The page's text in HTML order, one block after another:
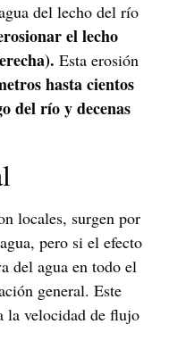
del lecho del río
el lecho
Esta erosión
hasta cientos
del río y decenas
locales, surgen por
pero si el efecto
del agua en todo el
general. Este
la velocidad de flujo